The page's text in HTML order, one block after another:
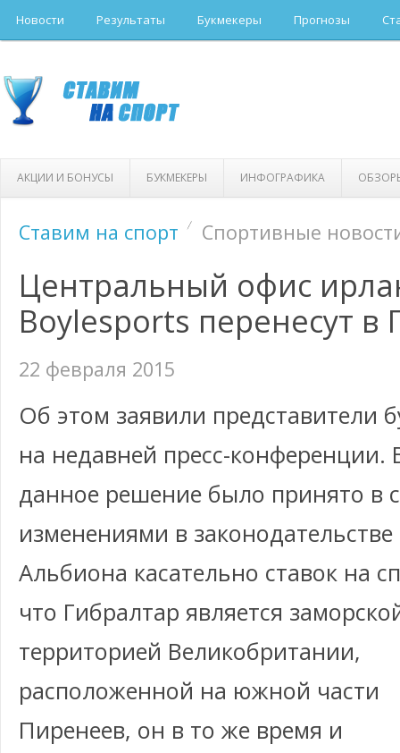
Новости Результаты Букмекеры Прогнозы
АКЦИИ И БОНУСЫ БУКМЕКЕРЫ ИНФОГРАФИКА
Ставим на спорт Спортивные
Центральный офис
Boylesports перенесут в
22 февраля 2015
Об этом заявили представители
на недавней пресс-конференции.
данное решение было принято в
изменениями в
Альбиона касательно ставок на
что Гибралтар является
территорией Великобритании,
расположенной на южной части
Пиренеев, он в то же время и